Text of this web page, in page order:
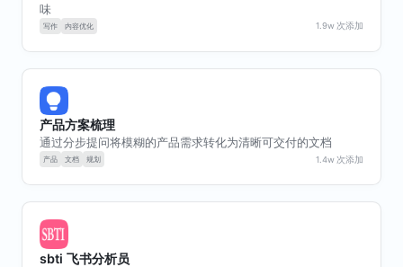
应用 效率工具
味
1.9w 次添加
产品方案梳理
通过分步提问将模糊的产品需求转化为清晰可交付的文档
1.4w 次添加
sbti 飞书分析员